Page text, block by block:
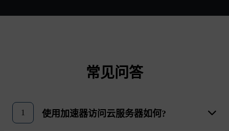
常见问答
1 使用加速器访问云服务器如何?